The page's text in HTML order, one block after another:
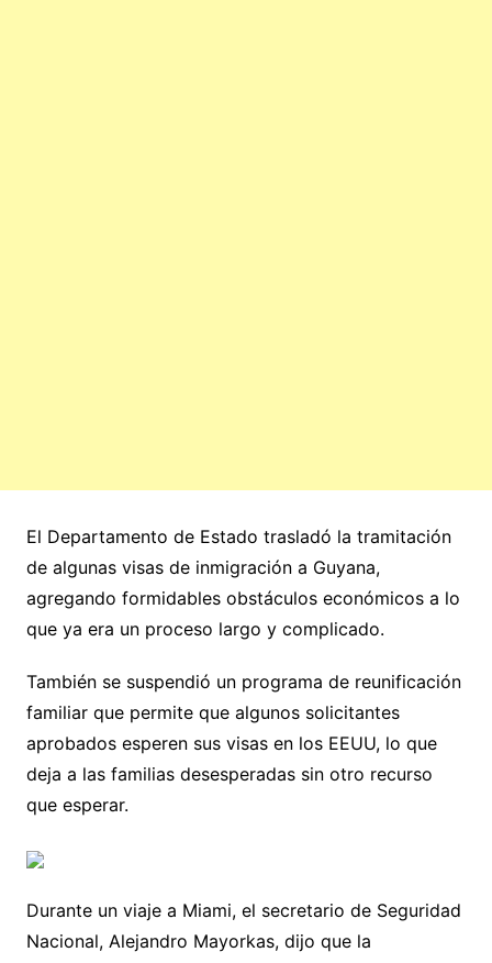
El Departamento de Estado trasladó la tramitación
de algunas visas de inmigración a Guyana,
agregando formidables obstáculos económicos a lo
que ya era un proceso largo y complicado.
También se suspendió un programa de reunificación
familiar que permite que algunos solicitantes
aprobados esperen sus visas en los EEUU, lo que
deja a las familias desesperadas sin otro recurso
que esperar.
Durante un viaje a Miami, el secretario de Seguridad
Nacional, Alejandro Mayorkas, dijo que la